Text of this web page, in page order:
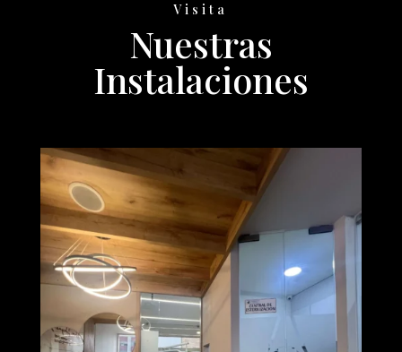
Visita
Nuestras
Instalaciones